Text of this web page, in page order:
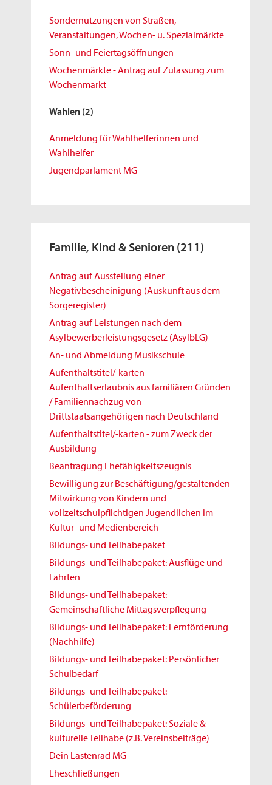
Sondernutzungen von Straßen,
Veranstaltungen, Wochen- u. Spezialmärkte
Sonn- und Feiertagsöffnungen
Wochenmärkte - Antrag auf Zulassung zum
Wochenmarkt
Wahlen (2)
Anmeldung für Wahlhelferinnen und
Wahlhelfer
Jugendparlament MG
Familie, Kind & Senioren (211)
Antrag auf Ausstellung einer
Negativbescheinigung (Auskunft aus dem
Sorgeregister)
Antrag auf Leistungen nach dem
Asylbewerberleistungsgesetz (AsylbLG)
An- und Abmeldung Musikschule
Aufenthaltstitel/-karten -
Aufenthaltserlaubnis aus familiären Gründen
/ Familiennachzug von
Drittstaatsangehörigen nach Deutschland
Aufenthaltstitel/-karten - zum Zweck der
Ausbildung
Beantragung Ehefähigkeitszeugnis
Bewilligung zur Beschäftigung/gestaltenden
Mitwirkung von Kindern und
vollzeitschulpflichtigen Jugendlichen im
Kultur- und Medienbereich
Bildungs- und Teilhabepaket
Bildungs- und Teilhabepaket: Ausflüge und
Fahrten
Bildungs- und Teilhabepaket:
Gemeinschaftliche Mittagsverpflegung
Bildungs- und Teilhabepaket: Lernförderung
(Nachhilfe)
Bildungs- und Teilhabepaket: Persönlicher
Schulbedarf
Bildungs- und Teilhabepaket:
Schülerbeförderung
Bildungs- und Teilhabepaket: Soziale &
kulturelle Teilhabe (z.B. Vereinsbeiträge)
Dein Lastenrad MG
Eheschließungen